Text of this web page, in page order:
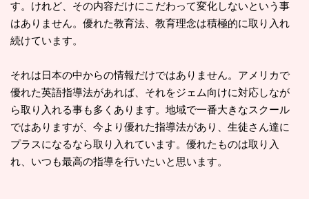
す。けれど、その内容だけにこだわって変化しないという事
はありません。優れた教育法、教育理念は積極的に取り入れ
続けています。
それは日本の中からの情報だけではありません。アメリカで
優れた英語指導法があれば、それをジェム向けに対応しなが
ら取り入れる事も多くあります。地域で一番大きなスクール
ではありますが、今より優れた指導法があり、生徒さん達に
プラスになるなら取り入れています。優れたものは取り入
れ、いつも最高の指導を行いたいと思います。